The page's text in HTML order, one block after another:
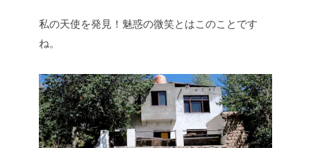
私の天使を発見！魅惑の微笑とはこのことです
ね。